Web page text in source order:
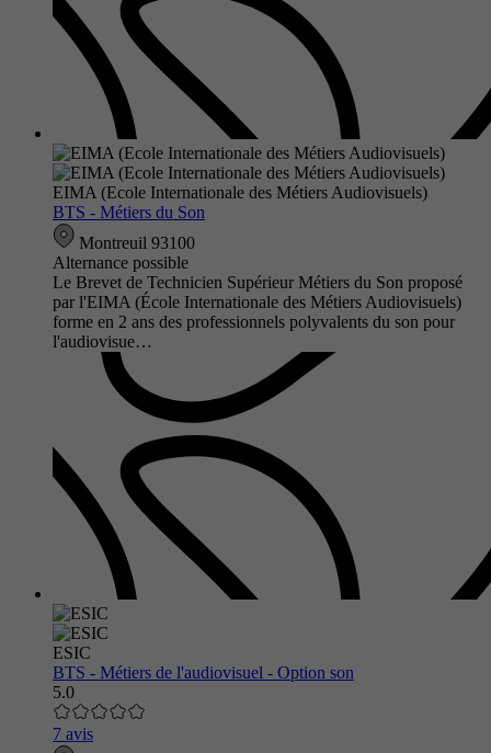
EIMA (Ecole Internationale des Métiers Audiovisuels)
BTS - Métiers du Son
Montreuil 93100
Alternance possible
Le Brevet de Technicien Supérieur Métiers du Son proposé
par l'EIMA (École Internationale des Métiers Audiovisuels)
forme en 2 ans des professionnels polyvalents du son pour
l'audiovisue…
ESIC
BTS - Métiers de l'audiovisuel - Option son
5.0
7 avis